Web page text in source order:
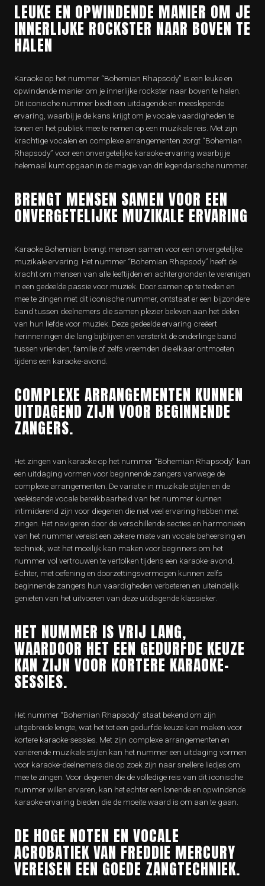
LEUKE EN OPWINDENDE MANIER OM JE
INNERLIJKE ROCKSTER NAAR BOVEN TE
HALEN
Karaoke op het nummer “Bohemian Rhapsody” is een leuke en
opwindende manier om je innerlijke rockster naar boven te halen.
Dit iconische nummer biedt een uitdagende en meeslepende
ervaring, waarbij je de kans krijgt om je vocale vaardigheden te
tonen en het publiek mee te nemen op een muzikale reis. Met zijn
krachtige vocalen en complexe arrangementen zorgt “Bohemian
Rhapsody” voor een onvergetelijke karaoke-ervaring waarbij je
helemaal kunt opgaan in de magie van dit legendarische nummer.
BRENGT MENSEN SAMEN VOOR EEN
ONVERGETELIJKE MUZIKALE ERVARING
Karaoke Bohemian brengt mensen samen voor een onvergetelijke
muzikale ervaring. Het nummer “Bohemian Rhapsody” heeft de
kracht om mensen van alle leeftijden en achtergronden te verenigen
in een gedeelde passie voor muziek. Door samen op te treden en
mee te zingen met dit iconische nummer, ontstaat er een bijzondere
band tussen deelnemers die samen plezier beleven aan het delen
van hun liefde voor muziek. Deze gedeelde ervaring creëert
herinneringen die lang bijblijven en versterkt de onderlinge band
tussen vrienden, familie of zelfs vreemden die elkaar ontmoeten
tijdens een karaoke-avond.
COMPLEXE ARRANGEMENTEN KUNNEN
UITDAGEND ZIJN VOOR BEGINNENDE
ZANGERS.
Het zingen van karaoke op het nummer “Bohemian Rhapsody” kan
een uitdaging vormen voor beginnende zangers vanwege de
complexe arrangementen. De variatie in muzikale stijlen en de
veeleisende vocale bereikbaarheid van het nummer kunnen
intimiderend zijn voor diegenen die niet veel ervaring hebben met
zingen. Het navigeren door de verschillende secties en harmonieën
van het nummer vereist een zekere mate van vocale beheersing en
techniek, wat het moeilijk kan maken voor beginners om het
nummer vol vertrouwen te vertolken tijdens een karaoke-avond.
Echter, met oefening en doorzettingsvermogen kunnen zelfs
beginnende zangers hun vaardigheden verbeteren en uiteindelijk
genieten van het uitvoeren van deze uitdagende klassieker.
HET NUMMER IS VRIJ LANG,
WAARDOOR HET EEN GEDURFDE KEUZE
KAN ZIJN VOOR KORTERE KARAOKE-
SESSIES.
Het nummer “Bohemian Rhapsody” staat bekend om zijn
uitgebreide lengte, wat het tot een gedurfde keuze kan maken voor
kortere karaoke-sessies. Met zijn complexe arrangementen en
variërende muzikale stijlen kan het nummer een uitdaging vormen
voor karaoke-deelnemers die op zoek zijn naar snellere liedjes om
mee te zingen. Voor degenen die de volledige reis van dit iconische
nummer willen ervaren, kan het echter een lonende en opwindende
karaoke-ervaring bieden die de moeite waard is om aan te gaan.
DE HOGE NOTEN EN VOCALE
ACROBATIEK VAN FREDDIE MERCURY
VEREISEN EEN GOEDE ZANGTECHNIEK.